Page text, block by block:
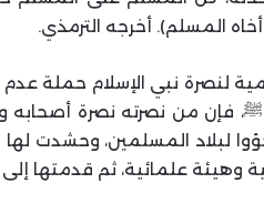
المسلم). أخرجه الترمذي.
لنصرة نبي الإسلام حملة
فإن من نصرته نصرة أصحابه
لبلاد المسلمين، وحشدت